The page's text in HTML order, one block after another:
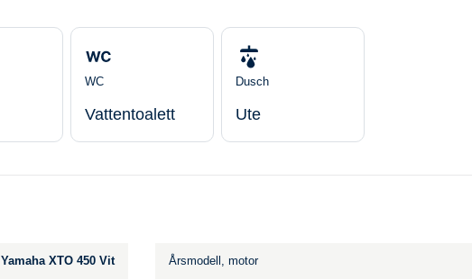
WC
Vattentoalett
Dusch
Ute
Yamaha XTO 450 Vit Årsmodell, motor